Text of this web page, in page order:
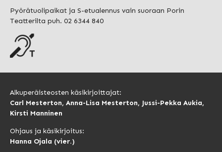
Pyörätuolipaikat ja S-etualennus vain suoraan Porin
Teatterilta puh. 02 6344 840
Alkuperäisteosten käsikirjoittajat:
Carl Mesterton, Anna-Lisa Mesterton, Jussi-Pekka Aukia,
Kirsti Manninen
Ohjaus ja käsikirjoitus:
Hanna Ojala (vier.)